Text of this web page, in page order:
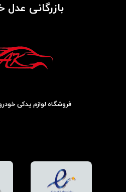
بازرگانی عدل
فروشگاه لوازم یدکی